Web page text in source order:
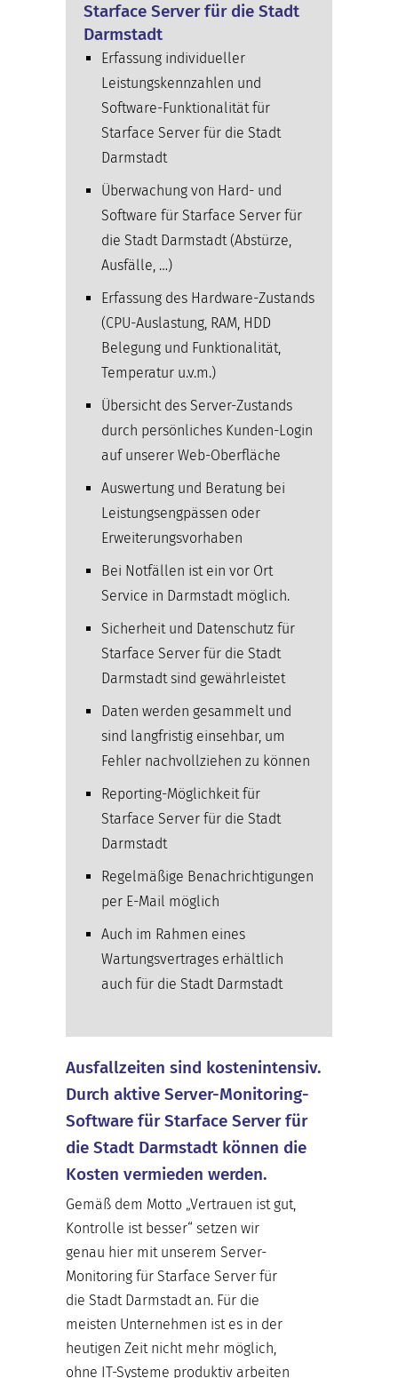
Starface Server für die Stadt
Darmstadt
Erfassung individueller
Leistungskennzahlen und
Software-Funktionalität für
Starface Server für die Stadt
Darmstadt
Überwachung von Hard- und
Software für Starface Server für
die Stadt Darmstadt (Abstürze,
Ausfälle, …)
Erfassung des Hardware-Zustands
(CPU-Auslastung, RAM, HDD
Belegung und Funktionalität,
Temperatur u.v.m.)
Übersicht des Server-Zustands
durch persönliches Kunden-Login
auf unserer Web-Oberfläche
Auswertung und Beratung bei
Leistungsengpässen oder
Erweiterungsvorhaben
Bei Notfällen ist ein vor Ort
Service in Darmstadt möglich.
Sicherheit und Datenschutz für
Starface Server für die Stadt
Darmstadt sind gewährleistet
Daten werden gesammelt und
sind langfristig einsehbar, um
Fehler nachvollziehen zu können
Reporting-Möglichkeit für
Starface Server für die Stadt
Darmstadt
Regelmäßige Benachrichtigungen
per E-Mail möglich
Auch im Rahmen eines
Wartungsvertrages erhältlich
auch für die Stadt Darmstadt
Ausfallzeiten sind kostenintensiv.
Durch aktive Server-Monitoring-
Software für Starface Server für
die Stadt Darmstadt können die
Kosten vermieden werden.
Gemäß dem Motto „Vertrauen ist gut,
Kontrolle ist besser“ setzen wir
genau hier mit unserem Server-
Monitoring für Starface Server für
die Stadt Darmstadt an. Für die
meisten Unternehmen ist es in der
heutigen Zeit nicht mehr möglich,
ohne IT-Systeme produktiv arbeiten